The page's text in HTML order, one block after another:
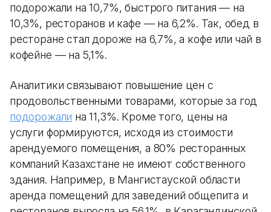
подорожали на 10,7%, быстрого питания — на
10,3%, ресторанов и кафе — на 6,2%. Так, обед в
ресторане стал дороже на 6,7%, а кофе или чай в
кофейне — на 5,1%.
Аналитики связывают повышение цен с
продовольственными товарами, которые за год
подорожали на 11,3%. Кроме того, цены на
услуги формируются, исходя из стоимости
арендуемого помещения, а 80% ресторанных
компаний Казахстане не имеют собственного
здания. Например, в Мангистауской области
аренда помещений для заведений общепита и